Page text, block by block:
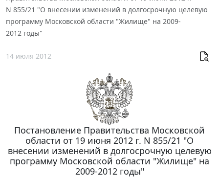
N 855/21 "О внесении изменений в долгосрочную целевую
программу Московской области "Жилище" на 2009-
2012 годы"
14 июля 2012
Постановление Правительства Московской
области от 19 июня 2012 г. N 855/21 "О
внесении изменений в долгосрочную целевую
программу Московской области "Жилище" на
2009-2012 годы"